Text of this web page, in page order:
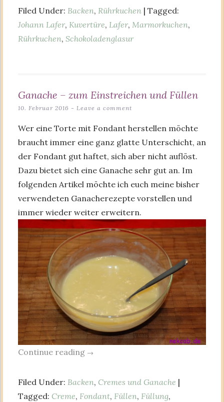
Filed Under: Backen, Rührkuchen | Tagged:
Johann Lafer, Kuvertüre, Lafer, Marmorkuchen,
Rührkuchen, Schokoladenglasur
Ganache – zum Einstreichen und Füllen
10. Februar 2016 Leave a comment
Wer eine Torte mit Fondant herstellen möchte
braucht immer eine ganz glatte Unterschicht, an
der Fondant gut haftet, sich aber nicht auflöst.
Dazu bietet sich eine Ganache sehr gut an. Im
folgenden Artikel möchte ich euch meine bisher
verwendeten Ganacherezepte vorstellen und
immer wieder weiter erweitern.
Continue reading →
Filed Under: Backen, Cremes und Ganache |
Tagged: Creme, Fondant, Füllen, Füllung,